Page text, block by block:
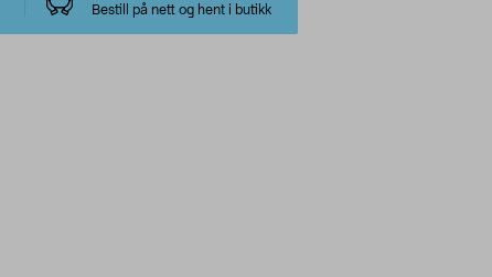
Bestill på nett og hent i butikk